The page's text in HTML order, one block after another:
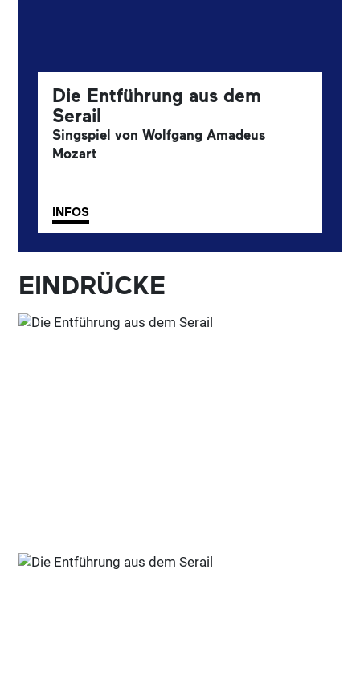
Die Entführung aus dem
Serail
Singspiel von Wolfgang Amadeus
Mozart
INFOS
EINDRÜCKE